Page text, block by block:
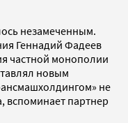
незамеченным.
Геннадий Фадеев
частной монополии
новым
не
вспоминает партнер